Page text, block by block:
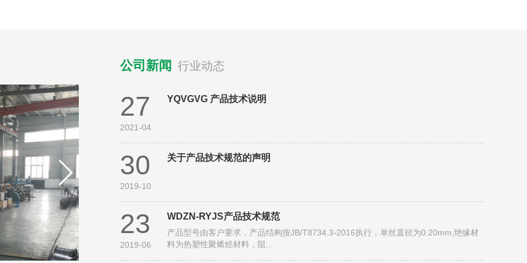
公司新闻 行业动态
27
2021-04
YQVGVG 产品技术说明
30
2019-10
关于产品技术规范的声明
23
2019-06
WDZN-RYJS产品技术规范
产品型号由客户要求，产品结构按JB/T8734.3-2016执行，单丝直径为0.20mm,绝缘材
料为热塑性聚烯烃材料，阻...